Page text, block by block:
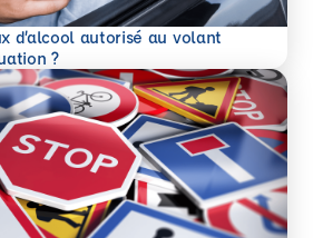
d’alcool autorisé au volant
?